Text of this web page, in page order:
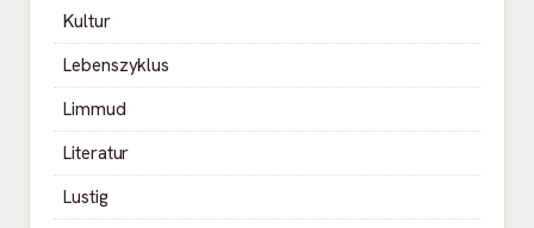
Kultur
Lebenszyklus
Limmud
Literatur
Lustig